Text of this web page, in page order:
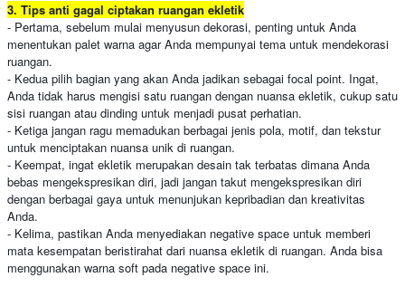
3. Tips anti gagal ciptakan ruangan ekletik
- Pertama, sebelum mulai menyusun dekorasi, penting untuk Anda
menentukan palet warna agar Anda mempunyai tema untuk mendekorasi
ruangan.
- Kedua pilih bagian yang akan Anda jadikan sebagai focal point. Ingat,
Anda tidak harus mengisi satu ruangan dengan nuansa ekletik, cukup satu
sisi ruangan atau dinding untuk menjadi pusat perhatian.
- Ketiga jangan ragu memadukan berbagai jenis pola, motif, dan tekstur
untuk menciptakan nuansa unik di ruangan.
- Keempat, ingat ekletik merupakan desain tak terbatas dimana Anda
bebas mengekspresikan diri, jadi jangan takut mengekspresikan diri
dengan berbagai gaya untuk menunjukan kepribadian dan kreativitas
Anda.
- Kelima, pastikan Anda menyediakan negative space untuk memberi
mata kesempatan beristirahat dari nuansa ekletik di ruangan. Anda bisa
menggunakan warna soft pada negative space ini.